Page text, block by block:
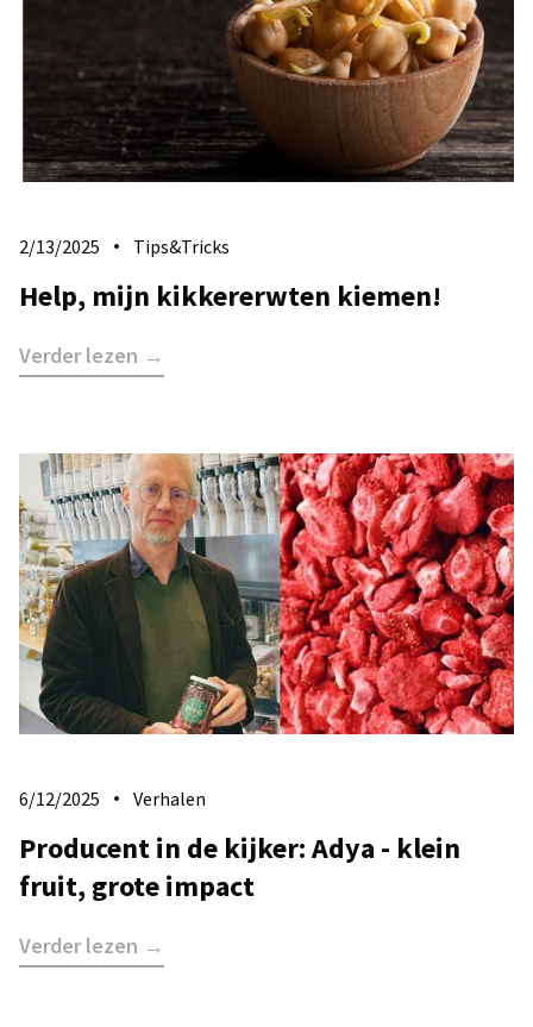
2/13/2025 Tips&Tricks
Help, mijn kikkererwten kiemen!
Verder lezen →
6/12/2025 Verhalen
Producent in de kijker: Adya - klein
fruit, grote impact
Verder lezen →